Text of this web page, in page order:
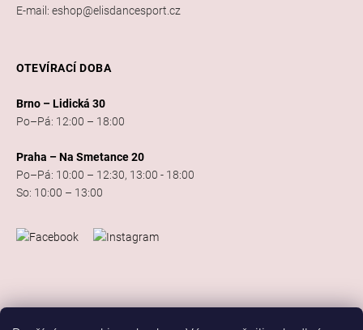
E-mail: eshop@elisdancesport.cz
OTEVÍRACÍ DOBA
Brno – Lidická 30
Po–Pá: 12:00 – 18:00
Praha – Na Smetance 20
Po–Pá: 10:00 – 12:30, 13:00 - 18:00
So: 10:00 – 13:00